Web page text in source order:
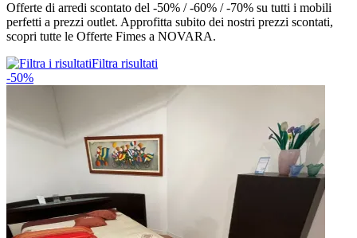
Offerte di arredi scontato del -50% / -60% / -70% su tutti i mobili
perfetti a prezzi outlet. Approfitta subito dei nostri prezzi scontati,
scopri tutte le Offerte Fimes a NOVARA.
Filtra risultati
-50%